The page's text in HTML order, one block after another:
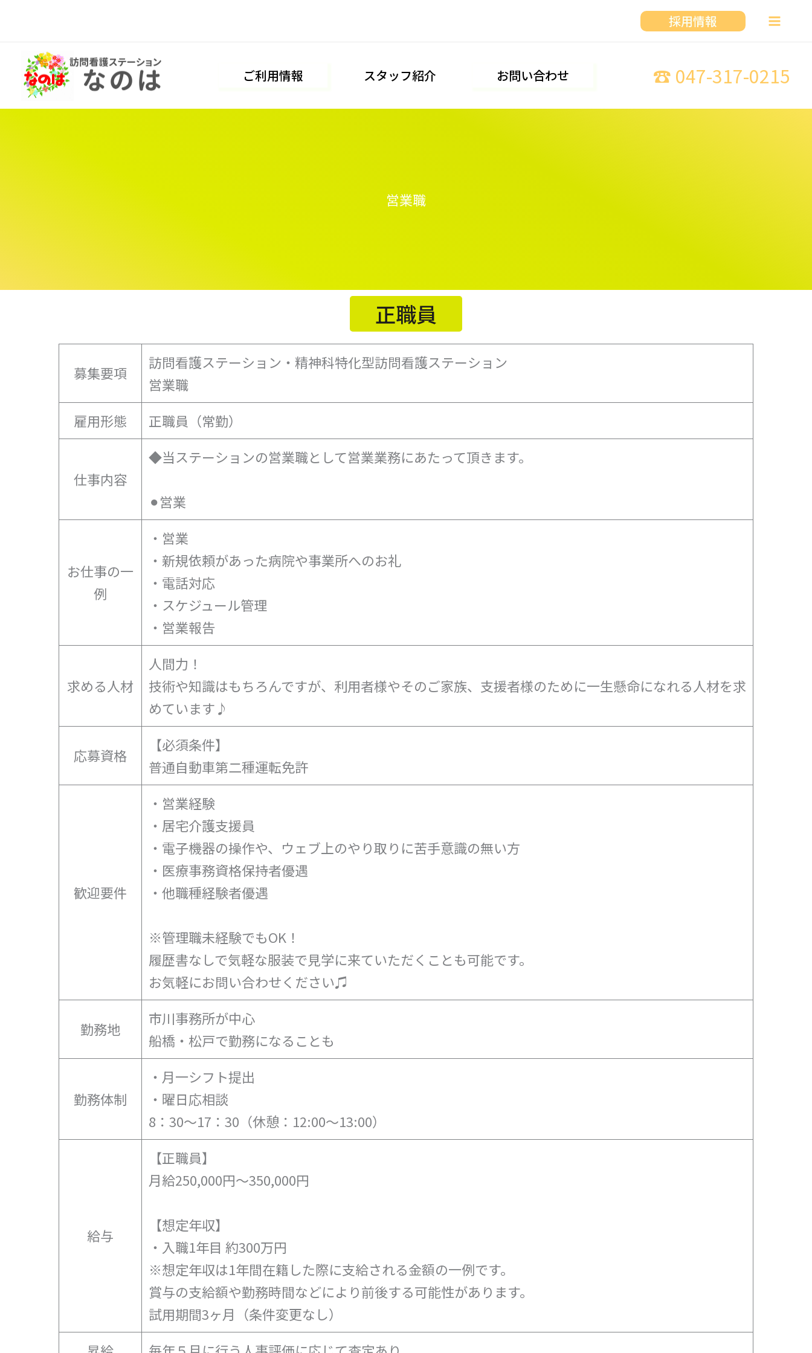
採用情報
ご利用情報 スタッフ紹介 お問い合わせ ☎ 047-317-0215
営業職
正職員
募集要項
訪問看護ステーション・精神科特化型訪問看護ステーション
営業職
雇用形態
正職員（常勤）
仕事内容
◆当ステーションの営業職として営業業務にあたって頂きます。
⚫︎営業
お仕事の一
例
・営業
・新規依頼があった病院や事業所へのお礼
・電話対応
・スケジュール管理
・営業報告
求める人材
人間力！
技術や知識はもちろんですが、利用者様やそのご家族、支援者様のために一生懸命になれる人材を求
めています♪
応募資格
【必須条件】
普通自動車第二種運転免許
歓迎要件
・営業経験
・居宅介護支援員
・電子機器の操作や、ウェブ上のやり取りに苦手意識の無い方
・医療事務資格保持者優遇
・他職種経験者優遇
※管理職未経験でもOK！
履歴書なしで気軽な服装で見学に来ていただくことも可能です。
お気軽にお問い合わせください♫
勤務地
市川事務所が中心
船橋・松戸で勤務になることも
勤務体制
・月一シフト提出
・曜日応相談
8：30～17：30（休憩：12:00～13:00）
給与
【正職員】
月給250,000円〜350,000円
【想定年収】
・入職1年目 約300万円
※想定年収は1年間在籍した際に支給される金額の一例です。
賞与の支給額や勤務時間などにより前後する可能性があります。
試用期間3ヶ月（条件変更なし）